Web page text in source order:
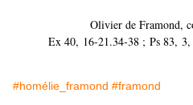
Olivier de Framond,
Ex 40, 16-21.34-38 ; Ps 83,
#homélie_framond #framond